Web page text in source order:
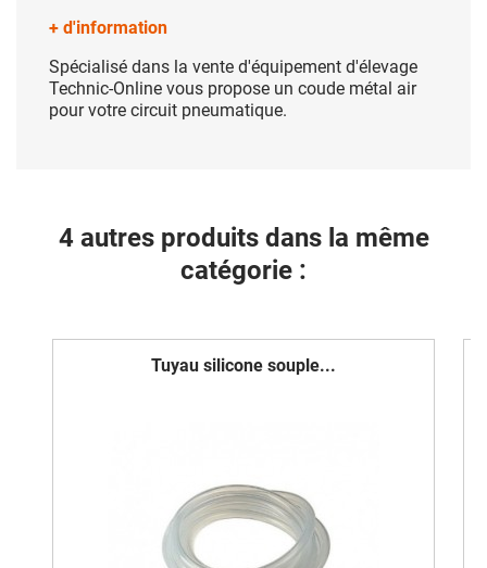
+ d'information
Spécialisé dans la vente d'équipement d'élevage
Technic-Online vous propose un coude métal air
pour votre circuit pneumatique.
4 autres produits dans la même
catégorie :
Tuyau silicone souple...